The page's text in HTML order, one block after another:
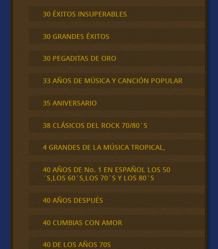
30 ÉXITOS INSUPERABLES
30 GRANDES ÉXITOS
30 PEGADITAS DE ORO
33 AÑOS DE MÚSICA Y CANCIÓN POPULAR
35 ANIVERSARIO
38 CLÁSICOS DEL ROCK 70/80´S
4 GRANDES DE LA MÚSICA TROPICAL,
40 AÑOS DE No. 1 EN ESPAÑOL LOS 50
´S,LOS 60´S,LOS 70´S Y LOS 80´S
40 AÑOS DESPUÉS
40 CUMBIAS CON AMOR
40 DE LOS AÑOS 70S